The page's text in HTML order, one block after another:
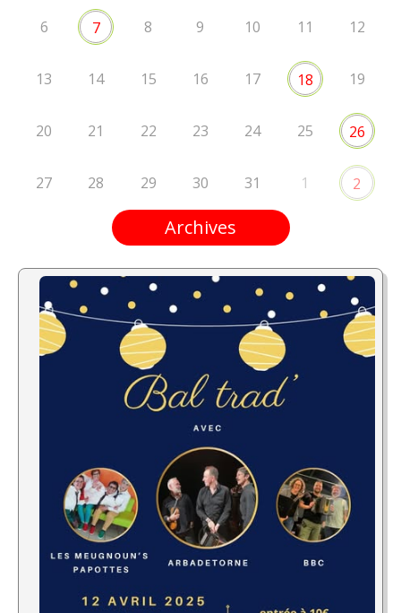
6 7 8 9 10 11 12
13 14 15 16 17 18 19
20 21 22 23 24 25 26
27 28 29 30 31 1 2
Archives